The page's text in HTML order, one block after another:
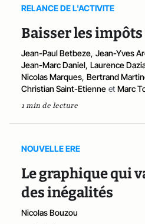
RELANCE DE L'ACTIVITE
Baisser les
Jean-Paul Betbeze, Jean-Yves
Jean-Marc Daniel, Laurence
Nicolas Marques, Bertrand
Christian Saint-Etienne et Marc
1 min de lecture
NOUVELLE ERE
Le graphique qui
des inégalités
Nicolas Bouzou